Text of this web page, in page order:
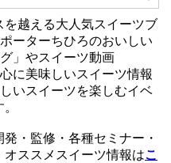
を越える大人気スイーツブ
ーターちひろのおいしい
」やスイーツ動画
に美味しいスイーツ情報
いスイーツを楽しむイベ
・監修・各種セミナー・
ススメスイーツ情報はこ